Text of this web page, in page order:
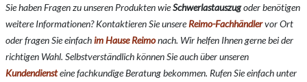
Sie haben Fragen zu unseren Produkten wieSchwerlastauszugoder benötigen
weitere Informationen? Kontaktieren Sie unsereReimo-Fachhändlervor Ort
oder fragen Sie einfachim Hause Reimonach. Wir helfen Ihnen gerne bei der
richtigen Wahl. Selbstverständlich können Sie auch über unseren
Kundendiensteine fachkundige Beratung bekommen. Rufen Sie einfach unter